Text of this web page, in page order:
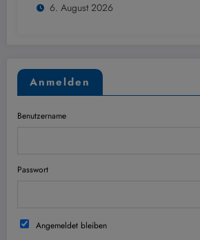
6. August 2026
Anmelden
Benutzername
Passwort
Angemeldet bleiben